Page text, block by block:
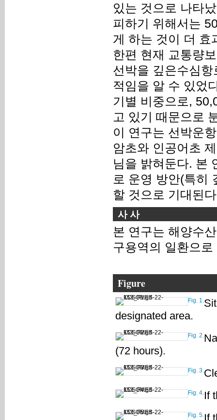
있는 것으로 나타
피하기 위해서는
게 하는 것이 더 효
한편 현재 교통량
선박을 깊은수심
적임을 알 수 있었
기별 비중으로,
고 있기 때문으로
이 연구는 선박운
암초와 인공어초
님을 밝혀둔다. 본
로 운영 방안(특히
할 것으로 기대된
사 사
본 연구는 해양수
구용역의 일환으
Figure
Fig. 1.
designated area.
Fig. 2.
(72 hours).
Fig. 3.
Fig. 4.If
Fig. 5.